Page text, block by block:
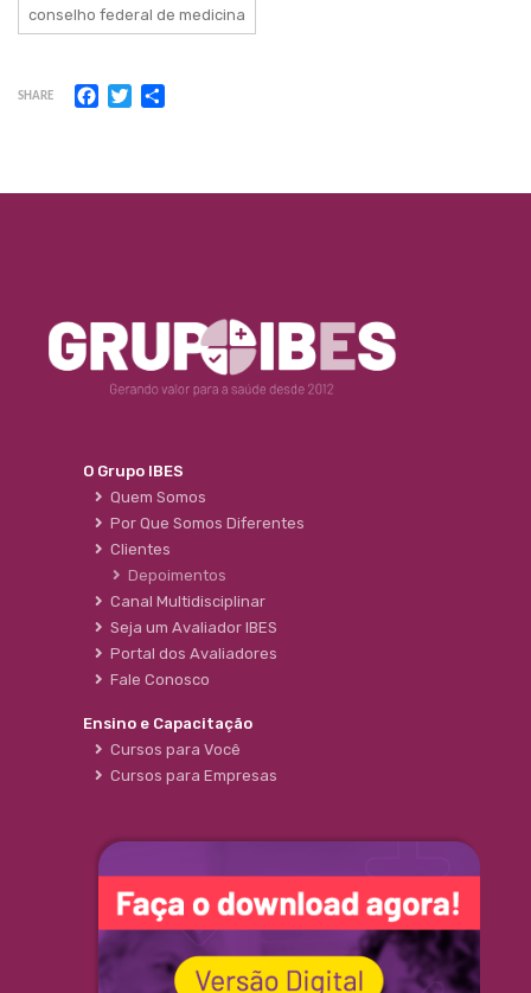
conselho federal de medicina
SHARE Facebook
Twitter
O Grupo IBES
Quem Somos
Por Que Somos Diferentes
Clientes
Depoimentos
Canal Multidisciplinar
Seja um Avaliador IBES
Portal dos Avaliadores
Fale Conosco
Ensino e Capacitação
Cursos para Você
Cursos para Empresas